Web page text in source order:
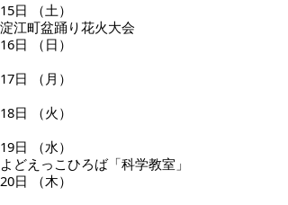
15日
（土）
淀江町盆踊り花火大会
16日
（日）
17日
（月）
18日
（火）
19日
（水）
よどえっこひろば「科学教室」
20日
（木）